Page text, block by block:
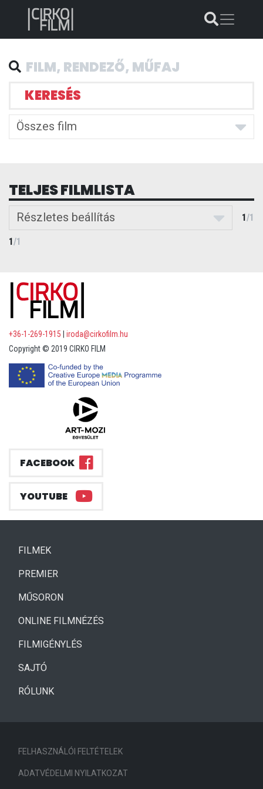
KERESÉS
Összes film
TELJES FILMLISTA
Részletes beállítás 1/1
1/1
+36-1-269-1915
iroda@cirkofilm.hu
Copyright © 2019 CIRKO FILM
FACEBOOK
YOUTUBE
FILMEK(CURRENT)
PREMIER
MŰSORON
ONLINE FILMNÉZÉS
FILMIGÉNYLÉS
SAJTÓ
RÓLUNK
FELHASZNÁLÓI FELTÉTELEK
ADATVÉDELMI NYILATKOZAT